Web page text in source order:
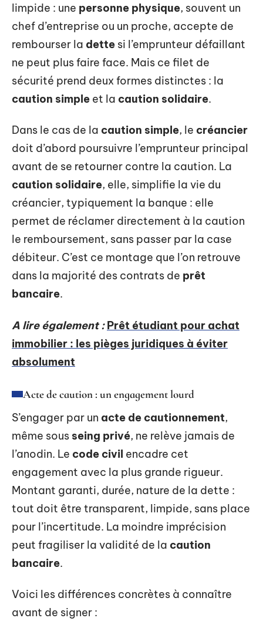
limpide : une personne physique, souvent un
chef d’entreprise ou un proche, accepte de
rembourser la dette si l’emprunteur défaillant
ne peut plus faire face. Mais ce filet de
sécurité prend deux formes distinctes : la
caution simple et la caution solidaire.
Dans le cas de la caution simple, le créancier
doit d’abord poursuivre l’emprunteur principal
avant de se retourner contre la caution. La
caution solidaire, elle, simplifie la vie du
créancier, typiquement la banque : elle
permet de réclamer directement à la caution
le remboursement, sans passer par la case
débiteur. C’est ce montage que l’on retrouve
dans la majorité des contrats de prêt
bancaire.
A lire également : Prêt étudiant pour achat
immobilier : les pièges juridiques à éviter
absolument
Acte de caution : un engagement lourd
S’engager par un acte de cautionnement,
même sous seing privé, ne relève jamais de
l’anodin. Le code civil encadre cet
engagement avec la plus grande rigueur.
Montant garanti, durée, nature de la dette :
tout doit être transparent, limpide, sans place
pour l’incertitude. La moindre imprécision
peut fragiliser la validité de la caution
bancaire.
Voici les différences concrètes à connaître
avant de signer :